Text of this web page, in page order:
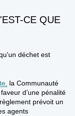
CE QUE
déchet est
la Communauté
d’une pénalité
règlement prévoit un
agents